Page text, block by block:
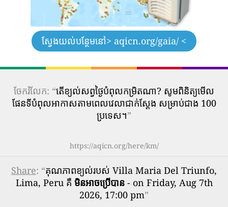
ស្វែងយល់បន្ថែមនៅ> aqicn.org/gaia/ <
ចែករំលែក: “តើ​ខ្យល់​សព្វថ្ងៃ​បំពុល​កម្រិត​ណា? សូមពិនិត្យមើល
ផែនទីបំពុលអាកាសតាមពេលវេលាជាក់ស្តែង សម្រាប់ជាង 100
ប្រទេស។”
https://aqicn.org/here/km/
Share: “គុណភាពខ្យល់របស់ Villa Maria Del Triunfo,
Lima, Peru គឺ មិនអាចប្រើបាន- on Friday, Aug 7th
2026, 17:00 pm”